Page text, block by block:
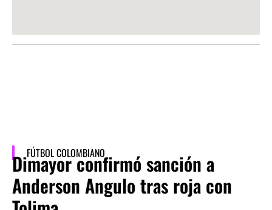
FÚTBOL COLOMBIANO
Dimayor confirmó sanción a
Anderson Angulo tras roja con